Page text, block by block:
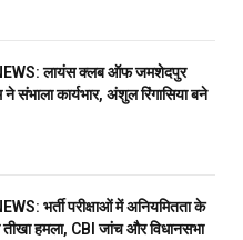
लायंस क्लब ऑफ जमशेदपुर
ने संभाला कार्यभार, अंशुल रिंगासिया बने
भर्ती परीक्षाओं में अनियमितता के
हमला, CBI जांच और विधानसभा